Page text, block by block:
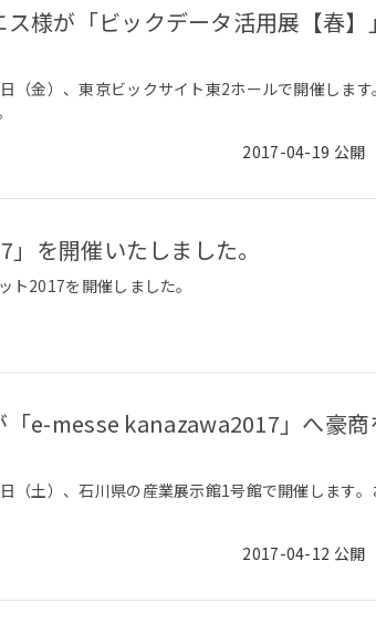
（金）、東京ビックサイト東2ホールで開催しま
2017-04-19
」を開催いたしました。
2017を開催しました。
（土）、石川県の産業展示館1号館で開催します
2017-04-12